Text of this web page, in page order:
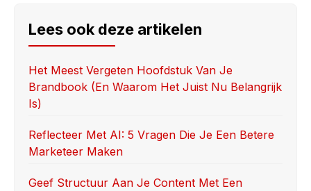
e
b
o
o
k
o
d
o
n
e
Lees ook deze artikelen
Het Meest Vergeten Hoofdstuk Van Je
Brandbook (en Waarom Het Juist Nu Belangrijk
Is)
Reflecteer Met AI: 5 Vragen Die Je Een Betere
Marketeer Maken
Geef Structuur Aan Je Content Met Een